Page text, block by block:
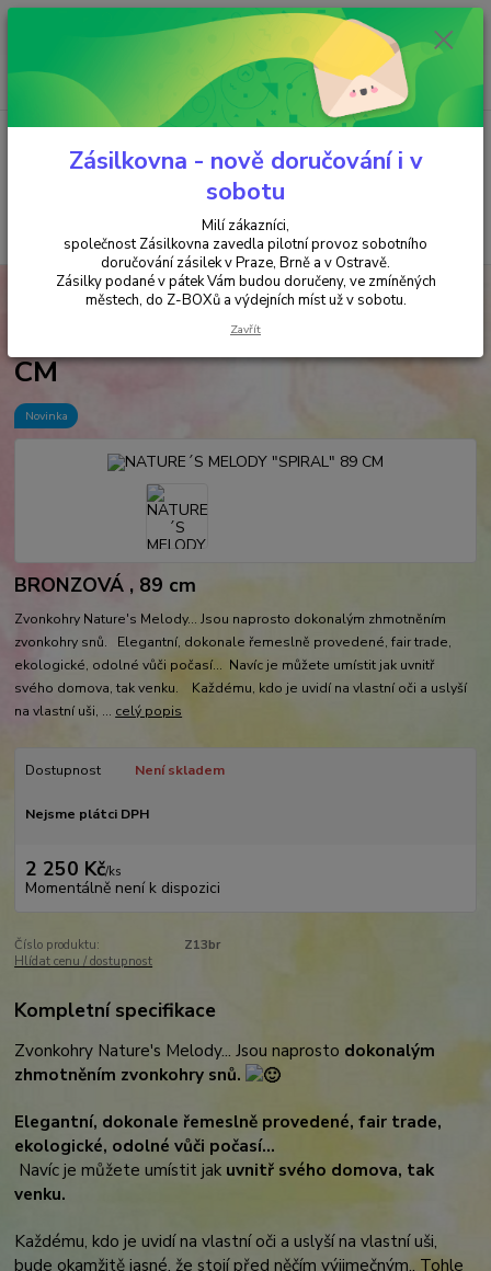
Minimální hodnota objednávky je 200 kč. Při nákupu nad 2000,- Kč je
požadována platba předem na účet.
Menu
+420 737 737 037
(Po-Pá, 9-18 hod.)
za
ZVONKOHRY NATURE´S MELODY "SPIRAL" 89 CM
NATURE´S MELODY "SPIRAL" 89
CM
Novinka
BRONZOVÁ , 89 cm
Zvonkohry Nature's Melody... Jsou naprosto dokonalým zhmotněním
zvonkohry snů. Elegantní, dokonale řemeslně provedené, fair trade,
ekologické, odolné vůči počasí... Navíc je můžete umístit jak uvnitř
svého domova, tak venku. Každému, kdo je uvidí na vlastní oči a uslyší
na vlastní uši, ... celý popis
Dostupnost Není skladem
Nejsme plátci DPH
2 250 Kč/ks
Momentálně není k dispozici
Číslo produktu:
Z13br
Hlídat cenu / dostupnost
Kompletní specifikace
Zvonkohry Nature's Melody... Jsou naprosto dokonalým
zhmotněním zvonkohry snů.
Elegantní, dokonale řemeslně provedené, fair trade,
ekologické, odolné vůči počasí...
Navíc je můžete umístit jak uvnitř svého domova, tak
venku.
Každému, kdo je uvidí na vlastní oči a uslyší na vlastní uši,
bude okamžitě jasné, že stojí před něčím výjimečným.. Tohle
Zásilkovna - nově doručování i v
sobotu
Milí zákazníci,
společnost Zásilkovna zavedla pilotní provoz sobotního
doručování zásilek v Praze, Brně a v Ostravě.
Zásilky podané v pátek Vám budou doručeny, ve zmíněných
městech, do Z-BOXů a výdejních míst už v sobotu.
Zavřít